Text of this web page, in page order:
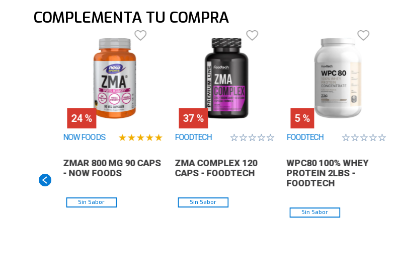
COMPLEMENTA TU COMPRA
24 %
NOW FOODS ★★★★★
ZMAR 800 MG 90 CAPS
- NOW FOODS
Sin Sabor
37 %
FOODTECH ☆☆☆☆☆
ZMA COMPLEX 120
CAPS - FOODTECH
Sin Sabor
5 %
FOODTECH ☆☆☆☆☆
WPC80 100% WHEY
PROTEIN 2LBS -
FOODTECH
Sin Sabor